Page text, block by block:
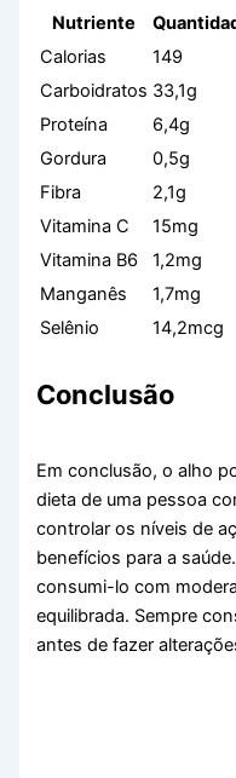
Nutriente
Calorias
149
Carboidratos 33,1g
Proteína
6,4g
Gordura
0,5g
Fibra
2,1g
Vitamina C
15mg
Vitamina B6
1,2mg
Manganês
1,7mg
Selênio
14,2mcg
Conclusão
Em conclusão, o alho
dieta de uma pessoa
controlar os níveis de
benefícios para a
consumi-lo com
equilibrada. Sempre
antes de fazer